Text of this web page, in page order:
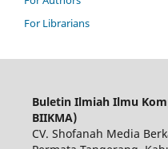
For Librarians
Buletin Ilmiah Ilmu
BIIKMA)
CV. Shofanah Media